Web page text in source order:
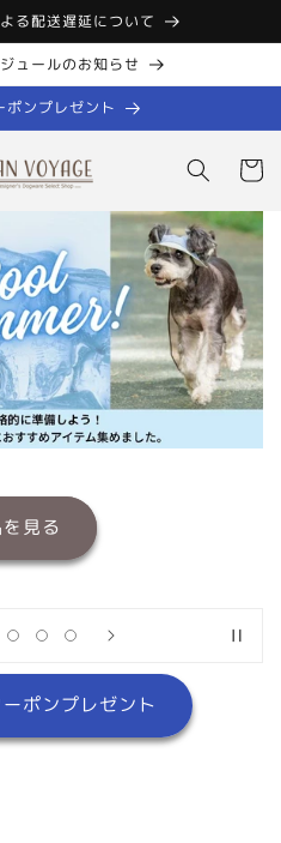
る配送遅延について
ュールのお知らせ
ポンプレゼント
ー
見る
ーポンプレゼント